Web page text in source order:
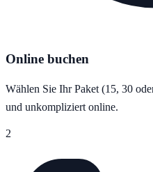
Online buchen
Wählen Sie Ihr Paket (15, 30
und unkompliziert online.
2